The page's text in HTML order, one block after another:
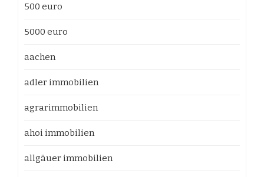
500 euro
5000 euro
aachen
adler immobilien
agrarimmobilien
ahoi immobilien
allgäuer immobilien